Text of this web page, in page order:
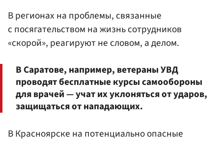
В регионах на проблемы, связанные
с посягательством на жизнь сотрудников
«скорой», реагируют не словом, а делом.
В Саратове, например, ветераны УВД
проводят бесплатные курсы самообороны
для врачей — учат их уклоняться от ударов,
защищаться от нападающих.
В Красноярске на потенциально опасные